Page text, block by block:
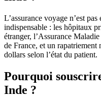
L’assurance voyage n’est
indispensable : les hôpitaux
étranger, l’Assurance
de France, et un rapatriement
dollars selon l’état du patient.
Pourquoi
Inde ?